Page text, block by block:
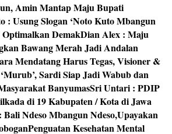
Amin Mantap Maju Bupati
: Usung Slogan ‘Noto Kuto Mbangun
DemakDian Alex : Maju
Bawang Merah Jadi Andalan
Mendatang Harus Tegas, Visioner &
Sardi Siap Jadi Wabub dan
BanyumasSri Untari : PDIP
di 19 Kabupaten / Kota di Jawa
Bali Ndeso Mbangun Ndeso,Upayakan
Penguatan Kesehatan Mental